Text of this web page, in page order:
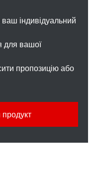
індивідуальний
для вашої
пропозицію або